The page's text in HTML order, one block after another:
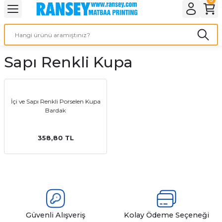
Geri Dön
Geri Dön
Geri Dön
Geri Dön
Ürünleri
Geri Dön
Geri Dön
Geri Dön
Sapı Renkli Kupa
İçi ve Sapı Renkli Porselen Kupa
Bardak
358,80 TL
Güvenli Alışveriş Kolay Ödeme Seçeneği